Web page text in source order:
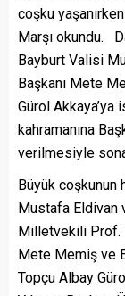
coşku
Marşı okundu.
Bayburt Valisi
Başkanı Mete
Gürol Akkaya’ya
kahramanına
verilmesiyle
Büyük coşkunun
Mustafa Eldivan
Milletvekili Prof.
Mete Memiş ve
Topçu Albay